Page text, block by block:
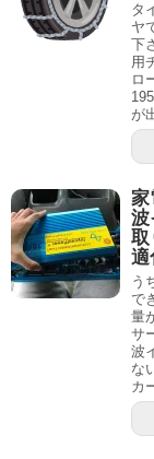
タ
ヤ
下
用
ロ
が
家
波
適
う
で
量
サ
波
な
カ